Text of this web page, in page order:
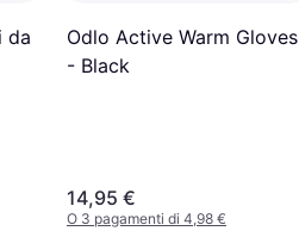
da
Odlo Active Warm Gloves
- Black
14,95 €
O 3 pagamenti di 4,98 €